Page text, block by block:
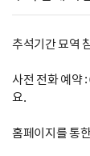
추석기간 묘역
사전 전화 예
요.
홈페이지를 통